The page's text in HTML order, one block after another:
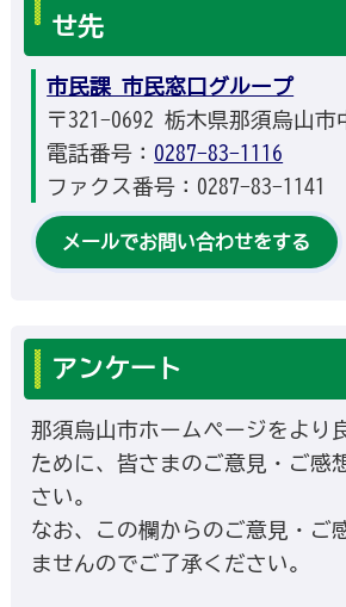
せ先
市民課 市民窓口グループ
〒321-0692 栃木県那須烏山市
電話番号： 0287-83-1116
ファクス番号：0287-83-1141
メールでお問い合わせをする
アンケート
那須烏山市ホームページをより
ために、皆さまのご意見・ご感
さい。
なお、この欄からのご意見・ご
ませんのでご了承ください。